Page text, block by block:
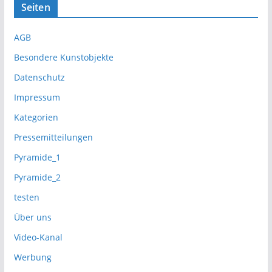
Seiten
AGB
Besondere Kunstobjekte
Datenschutz
Impressum
Kategorien
Pressemitteilungen
Pyramide_1
Pyramide_2
testen
Über uns
Video-Kanal
Werbung